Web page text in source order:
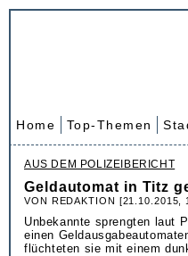
Home Top-Themen
AUS DEM POLIZEIBERICHT
Geldautomat in Titz
VON REDAKTION [21.10.2015,
Unbekannte sprengten laut
einen
flüchteten sie mit einem